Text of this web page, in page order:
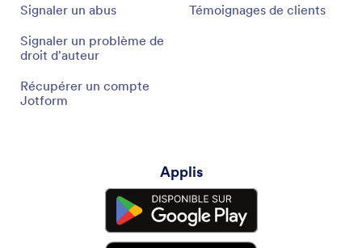
Signaler un abus
Signaler un problème de
droit d'auteur
Récupérer un compte
Jotform
Témoignages de clients
Applis